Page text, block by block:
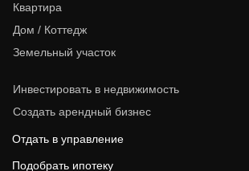
Квартира
Дом / Коттедж
Земельный участок
Инвестировать в недвижимость
Создать арендный бизнес
Отдать в управление
Подобрать ипотеку